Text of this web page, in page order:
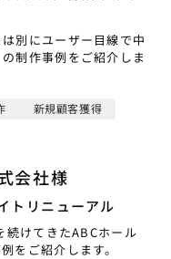
別にユーザー目線で中
制作事例をご紹介しま
新規顧客獲得
会社様
トリニューアル
続けてきたABCホール
をご紹介します。